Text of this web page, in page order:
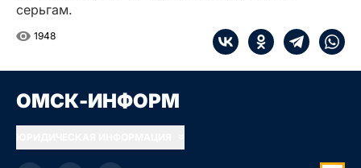
серьгам.
1948
ОМСК-ИНФОРМ